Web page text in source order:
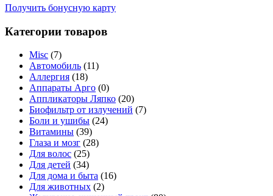
Получить бонусную карту
Категории товаров
Misc (7)
Автомобиль (11)
Аллергия (18)
Аппараты Арго (0)
Аппликаторы Ляпко (20)
Биофильтр от излучений (7)
Боли и ушибы (24)
Витамины (39)
Глаза и мозг (28)
Для волос (25)
Для детей (34)
Для дома и быта (16)
Для животных (2)